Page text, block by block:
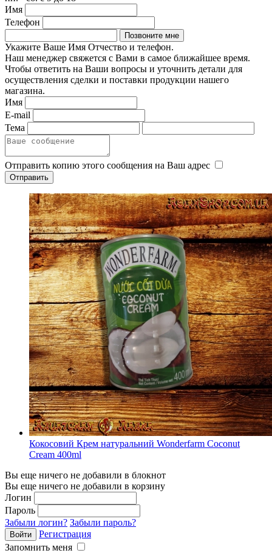
Имя
Телефон
Укажите Ваше Имя Отчество и телефон.
Наш менеджер свяжется с Вами в самое ближайшее время.
Чтобы ответить на Ваши вопросы и уточнить детали для
осуществления сделки и поставки продукции нашего
магазина.
Имя
E-mail
Тема
Отправить копию этого сообщения на Ваш адрес
Кокосовий Крем натуральний Wonderfarm Coconut
Cream 400ml
Вы еще ничего не добавили в блокнот
Вы еще ничего не добавили в корзину
Логин
Пароль
Забыли логин? Забыли пароль?
Регистрация
Запомнить меня